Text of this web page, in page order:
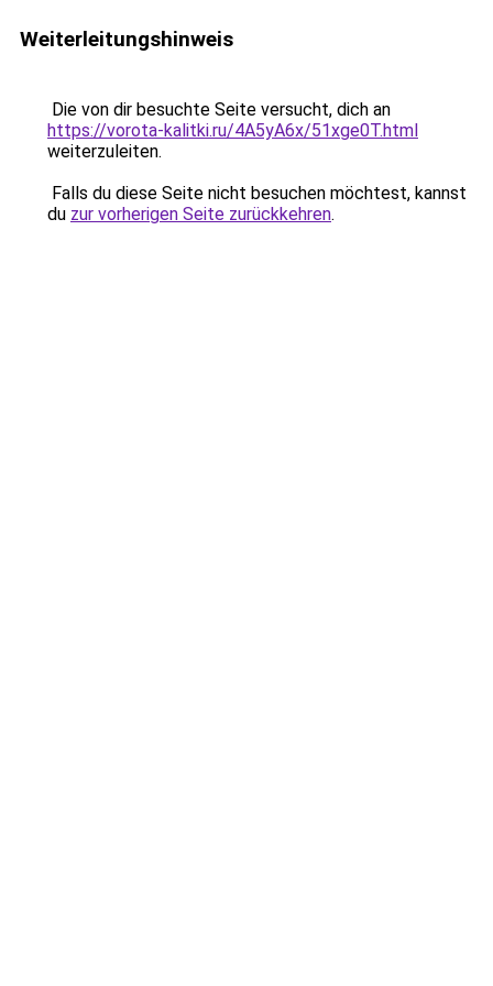
Weiterleitungshinweis
Die von dir besuchte Seite versucht, dich an
https://vorota-kalitki.ru/4A5yA6x/51xge0T.html
weiterzuleiten.
Falls du diese Seite nicht besuchen möchtest, kannst
du zur vorherigen Seite zurückkehren.